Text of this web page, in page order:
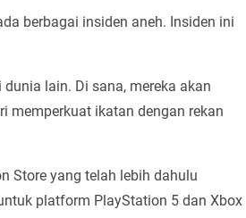
berbagai insiden aneh. Insiden ini
lain. Di sana, mereka akan
memperkuat ikatan dengan rekan
Store yang telah lebih dahulu
platform PlayStation 5 dan Xbox